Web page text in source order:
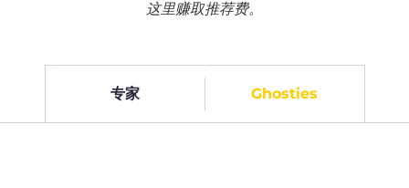
这里赚取推荐费。
专家 Ghosties